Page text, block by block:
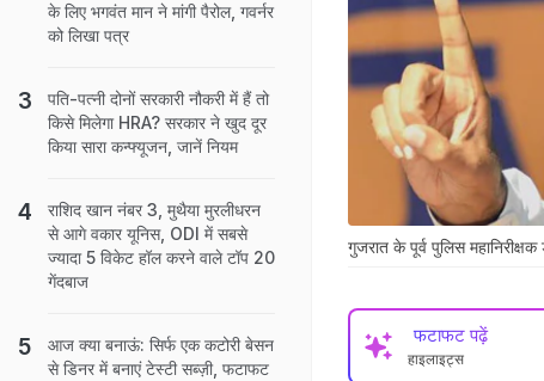
गुजरात के पूर्व पुलिस
फटाफट पढ़ें
हाइलाइट्स
के लिए भगवंत मान ने मांगी पैरोल, गवर्नर
को लिखा पत्र
पति-पत्नी दोनों सरकारी नौकरी में हैं तो
किसे मिलेगा HRA? सरकार ने खुद दूर
किया सारा कन्फ्यूजन, जानें नियम
राशिद खान नंबर 3, मुथैया मुरलीधरन
से आगे वकार यूनिस, ODI में सबसे
ज्यादा 5 विकेट हॉल करने वाले टॉप 20
गेंदबाज
आज क्या बनाऊं: सिर्फ एक कटोरी बेसन
से डिनर में बनाएं टेस्टी सब्ज़ी, फटाफट